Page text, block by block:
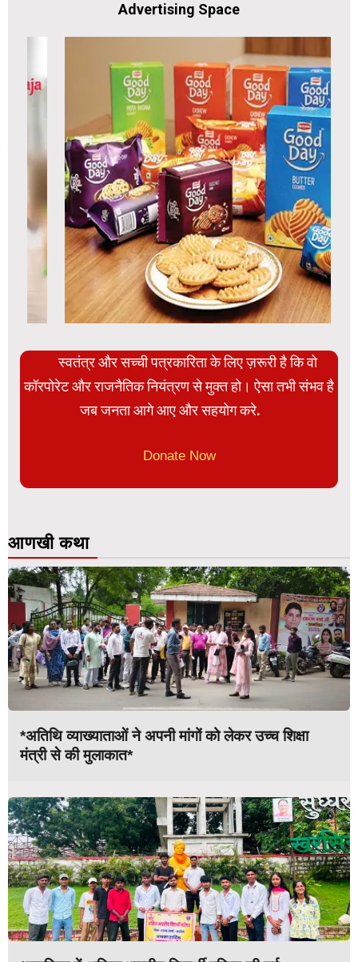
Advertising Space
स्वतंत्र और सच्ची पत्रकारिता के लिए ज़रूरी है कि वो
कॉरपोरेट और राजनैतिक नियंत्रण से मुक्त हो। ऐसा तभी संभव है
जब जनता आगे आए और सहयोग करे.
Donate Now
आणखी कथा
*अतिथि व्याख्याताओं ने अपनी मांगों को लेकर उच्च शिक्षा
मंत्री से की मुलाकात*